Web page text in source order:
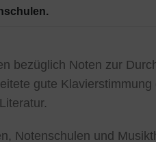
bezüglich Noten zur
gute
Notenschulen und